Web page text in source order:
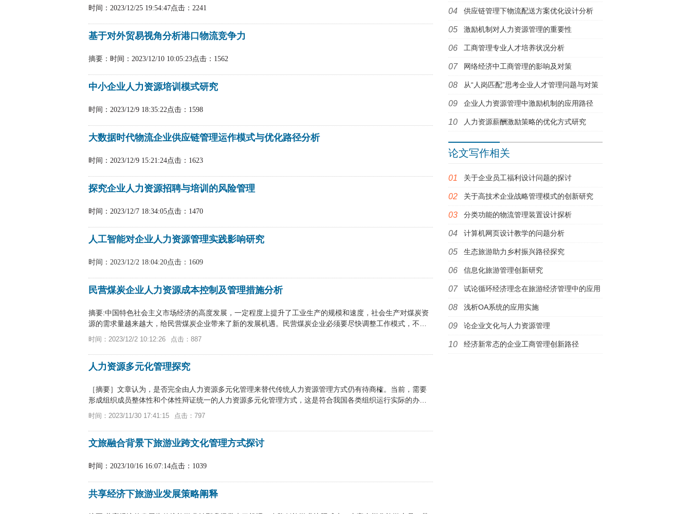
时间：2023/12/25 19:54:47点击：2241
基于对外贸易视角分析港口物流竞争力
摘要： 时间：2023/12/10 10:05:23点击：1562
中小企业人力资源培训模式研究
时间：2023/12/9 18:35:22点击：1598
大数据时代物流企业供应链管理运作模式与优化路径分析
时间：2023/12/9 15:21:24点击：1623
探究企业人力资源招聘与培训的风险管理
时间：2023/12/7 18:34:05点击：1470
人工智能对企业人力资源管理实践影响研究
时间：2023/12/2 18:04:20点击：1609
民营煤炭企业人力资源成本控制及管理措施分析
摘要:中国特色社会主义市场经济的高度发展，一定程度上提升了工业生产的规模和速度，社会生产对煤炭资
源的需求量越来越大，给民营煤炭企业带来了新的发展机遇。民营煤炭企业必须要尽快调整工作模式，不断
强化人力资...
时间：2023/12/2 10:12:26 点击：887
人力资源多元化管理探究
［摘要］文章认为，是否完全由人力资源多元化管理来替代传统人力资源管理方式仍有待商榷。当前，需要
形成组织成员整体性和个体性辩证统一的人力资源多元化管理方式，这是符合我国各类组织运行实际的办
法。人力资源多...
时间：2023/11/30 17:41:15 点击：797
文旅融合背景下旅游业跨文化管理方式探讨
时间：2023/10/16 16:07:14点击：1039
共享经济下旅游业发展策略阐释
供应链管理下物流配送方案优化设计分析
激励机制对人力资源管理的重要性
工商管理专业人才培养状况分析
网络经济中工商管理的影响及对策
从“人岗匹配”思考企业人才管理问题与对策
企业人力资源管理中激励机制的应用路径
人力资源薪酬激励策略的优化方式研究
论文写作相关
关于企业员工福利设计问题的探讨
关于高技术企业战略管理模式的创新研究
分类功能的物流管理装置设计探析
计算机网页设计教学的问题分析
生态旅游助力乡村振兴路径探究
信息化旅游管理创新研究
试论循环经济理念在旅游经济管理中的应用
浅析OA系统的应用实施
论企业文化与人力资源管理
经济新常态的企业工商管理创新路径